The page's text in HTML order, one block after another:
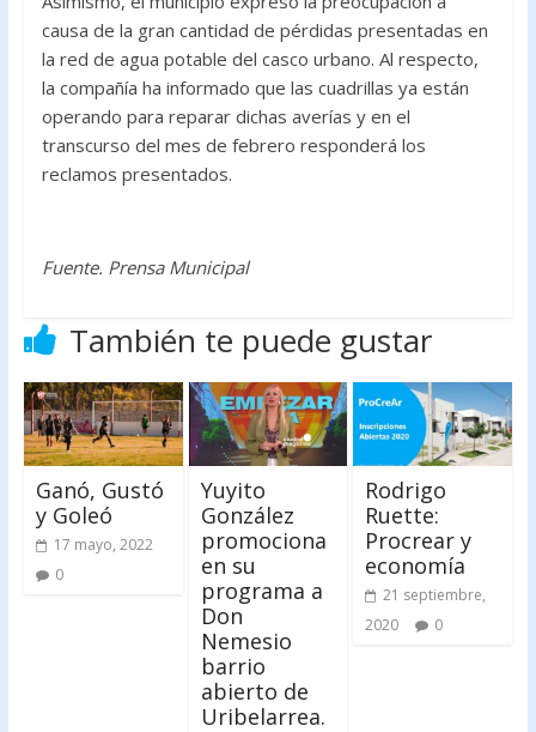
causa de la gran cantidad de pérdidas presentadas en
la red de agua potable del casco urbano. Al respecto,
la compañía ha informado que las cuadrillas ya están
operando para reparar dichas averías y en el
transcurso del mes de febrero responderá los
reclamos presentados.
Fuente. Prensa Municipal
También te puede gustar
Ganó, Gustó
y Goleó
17 mayo, 2022
0
Yuyito
González
promociona
en su
programa a
Don
Nemesio
barrio
abierto de
Uribelarrea.
Rodrigo
Ruette:
Procrear y
economía
21 septiembre,
2020
0